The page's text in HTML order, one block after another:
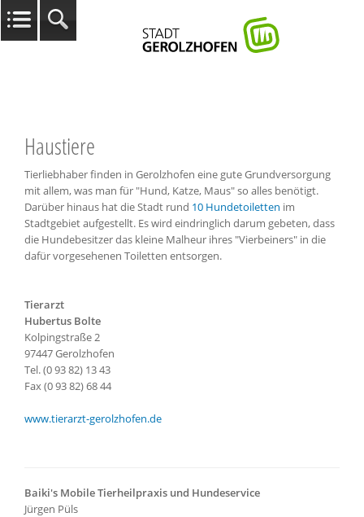
Haustiere
Tierliebhaber finden in Gerolzhofen eine gute Grundversorgung
mit allem, was man für "Hund, Katze, Maus" so alles benötigt.
Darüber hinaus hat die Stadt rund 10 Hundetoiletten im
Stadtgebiet aufgestellt. Es wird eindringlich darum gebeten, dass
die Hundebesitzer das kleine Malheur ihres "Vierbeiners" in die
dafür vorgesehenen Toiletten entsorgen.
Tierarzt
Hubertus Bolte
Kolpingstraße 2
97447 Gerolzhofen
Tel. (0 93 82) 13 43
Fax (0 93 82) 68 44
www.tierarzt-gerolzhofen.de
Baiki's Mobile Tierheilpraxis und Hundeservice
Jürgen Püls